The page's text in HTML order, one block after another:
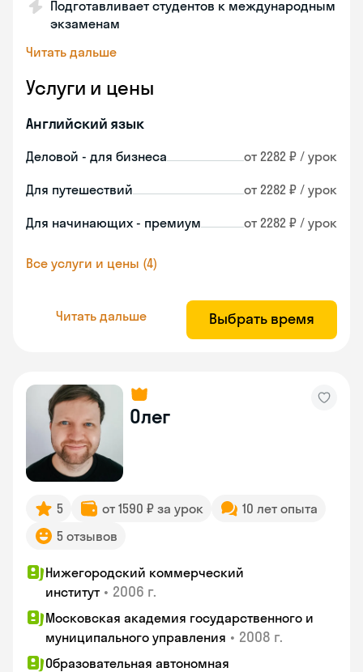
Подготавливает студентов к международным
экзаменам
Читать дальше
Услуги и цены
Английский язык
Деловой - для бизнеса от 2282 ₽ / урок
Для путешествий от 2282 ₽ / урок
Для начинающих - премиум от 2282 ₽ / урок
Все услуги и цены (4)
Читать дальше Выбрать время
Олег
5 от 1590 ₽ за урок
10 лет опыта
5 отзывов
Нижегородский коммерческий
институт • 2006 г.
Московская академия государственного и
муниципального управления • 2008 г.
Образовательная автономная